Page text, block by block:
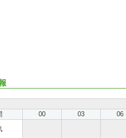
00 03 06